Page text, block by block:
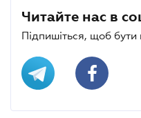
Читайте нас в
Підпишіться, щоб бути